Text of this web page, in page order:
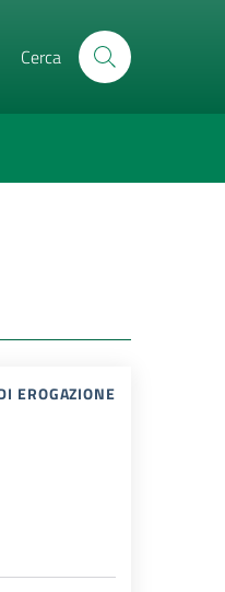
Cerca
EROGAZIONE